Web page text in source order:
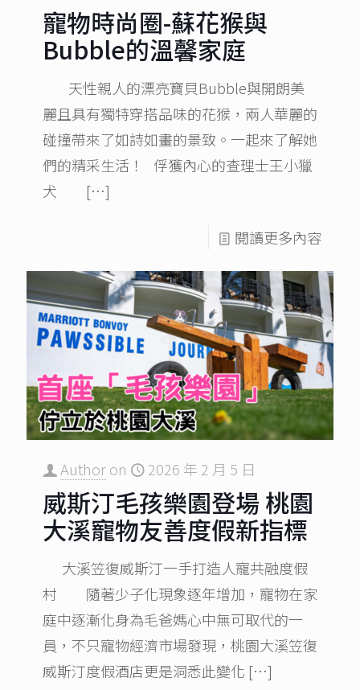
寵物時尚圈-蘇花猴與
Bubble的溫馨家庭
天性親人的漂亮寶貝Bubble與開朗美
麗且具有獨特穿搭品味的花猴，兩人華麗的
碰撞帶來了如詩如畫的景致。一起來了解她
們的精采生活！ 俘獲內心的查理士王小獵
犬
[…]
閱讀更多內容
Authoron 2026 年 2 月 5 日
威斯汀毛孩樂園登場 桃園
大溪寵物友善度假新指標
大溪笠復威斯汀一手打造人寵共融度假
村 隨著少子化現象逐年增加，寵物在家
庭中逐漸化身為毛爸媽心中無可取代的一
員，不只寵物經濟市場發現，桃園大溪笠復
威斯汀度假酒店更是洞悉此變化 […]